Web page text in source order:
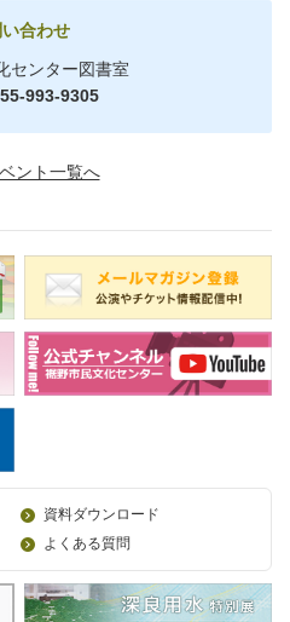
合わせ
センター図書室
993-9305
ント一覧へ
資料ダウンロード
よくある質問